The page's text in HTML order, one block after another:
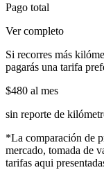
Pago total
Ver completo
Si recorres más
pagarás una tarifa
$480 al mes
sin reporte de
*La comparación de
mercado, tomada de
tarifas aqui